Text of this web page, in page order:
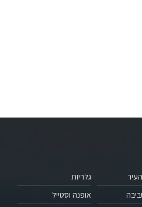
גלריות
אופנה וסטייל